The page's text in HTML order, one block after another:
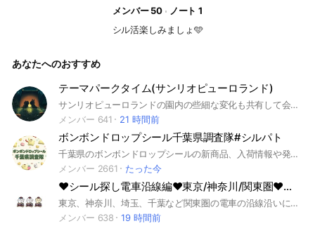
メンバー 50
ノート 1
シル活楽しみましょ🩵
あなたへのおすすめ
テーマパークタイム(サンリオピューロランド)
サンリオピューロランドの園内の些細な変化も共有して会話もできるオープンチャットです。
メンバー 641
21 時間前
ボンボンドロップシール千葉県調査隊#シルパト
千葉県のボンボンドロップシールの新商品、入荷情報や発見情報などをみんなで調査するオプチャ #シル活 #ボンドロ
メンバー 2661
たった今
❤️シール探し電車沿線編❤️東京/神奈川/関東圏❤️シルパト部-別室
東京、神奈川、埼玉、千葉など関東圏の電車の沿線沿いにシール情報を共有したい方向けのオプチャです。 #シール探し #シール #シルパト #シールパトロール #ボンボンドロップシール
メンバー 638
19 時間前